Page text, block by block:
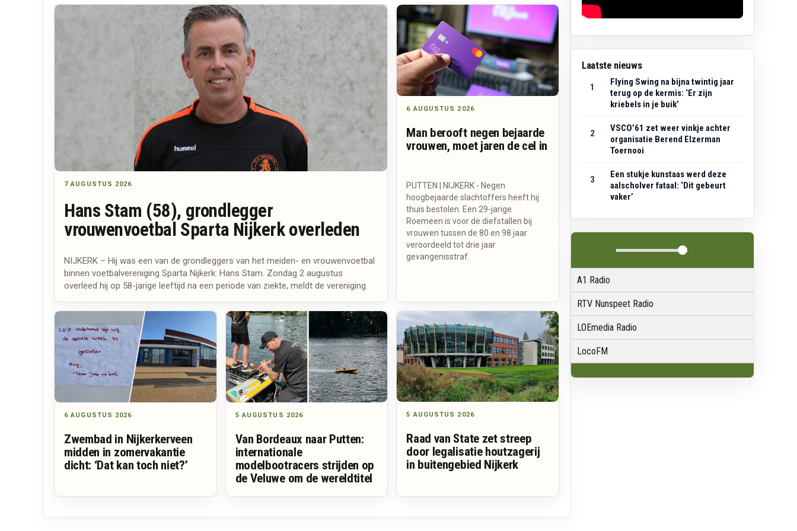
7 AUGUSTUS 2026
Hans Stam (58), grondlegger
vrouwenvoetbal Sparta Nijkerk overleden
NIJKERK – Hij was een van de grondleggers van het meiden- en vrouwenvoetbal
binnen voetbalvereniging Sparta Nijkerk: Hans Stam. Zondag 2 augustus
overleed hij op 58-jarige leeftijd na een periode van ziekte, meldt de vereniging.
6 AUGUSTUS 2026
Man berooft negen bejaarde
vrouwen, moet jaren de cel in
PUTTEN | NIJKERK - Negen
hoogbejaarde slachtoffers heeft hij
thuis bestolen. Een 29-jarige
Roemeen is voor de diefstallen bij
vrouwen tussen de 80 en 98 jaar
veroordeeld tot drie jaar
gevangenisstraf.
6 AUGUSTUS 2026
Zwembad in Nijkerkerveen
midden in zomervakantie
dicht: ‘Dat kan toch niet?’
5 AUGUSTUS 2026
Van Bordeaux naar Putten:
internationale
modelbootracers strijden op
de Veluwe om de wereldtitel
5 AUGUSTUS 2026
Raad van State zet streep
door legalisatie houtzagerij
in buitengebied Nijkerk
Laatste nieuws
1
Flying Swing na bijna twintig jaar
terug op de kermis: ‘Er zijn
kriebels in je buik’
2
VSCO’61 zet weer vinkje achter
organisatie Berend Elzerman
Toernooi
3
Een stukje kunstaas werd deze
aalscholver fataal: ‘Dit gebeurt
vaker’
A1 Radio
RTV Nunspeet Radio
LOEmedia Radio
LocoFM